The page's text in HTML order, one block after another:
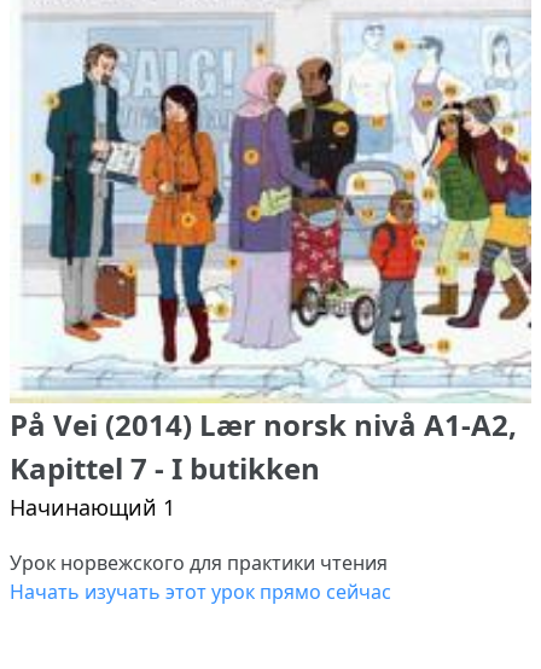
På Vei (2014) Lær norsk nivå A1-A2,
Kapittel 7 - I butikken
Начинающий 1
Урок норвежского для практики чтения
Начать изучать этот урок прямо сейчас